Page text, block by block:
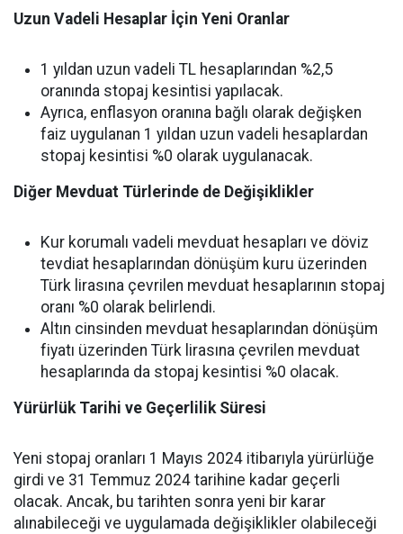
Uzun Vadeli Hesaplar İçin Yeni Oranlar
1 yıldan uzun vadeli TL hesaplarından %2,5
oranında stopaj kesintisi yapılacak.
Ayrıca, enflasyon oranına bağlı olarak değişken
faiz uygulanan 1 yıldan uzun vadeli hesaplardan
stopaj kesintisi %0 olarak uygulanacak.
Diğer Mevduat Türlerinde de Değişiklikler
Kur korumalı vadeli mevduat hesapları ve döviz
tevdiat hesaplarından dönüşüm kuru üzerinden
Türk lirasına çevrilen mevduat hesaplarının stopaj
oranı %0 olarak belirlendi.
Altın cinsinden mevduat hesaplarından dönüşüm
fiyatı üzerinden Türk lirasına çevrilen mevduat
hesaplarında da stopaj kesintisi %0 olacak.
Yürürlük Tarihi ve Geçerlilik Süresi
Yeni stopaj oranları 1 Mayıs 2024 itibarıyla yürürlüğe
girdi ve 31 Temmuz 2024 tarihine kadar geçerli
olacak. Ancak, bu tarihten sonra yeni bir karar
alınabileceği ve uygulamada değişiklikler olabileceği